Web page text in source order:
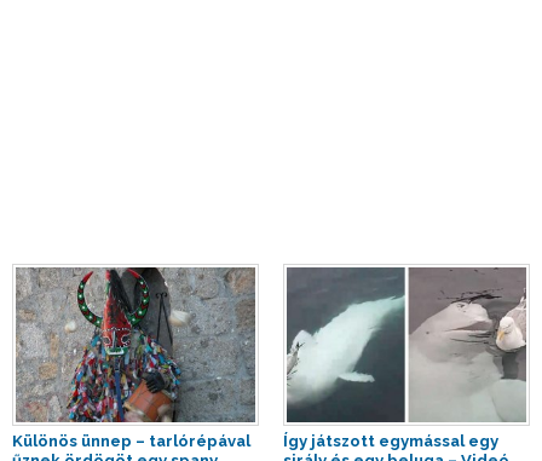
Különös ünnep – tarlórépával
Így játszott egymással egy